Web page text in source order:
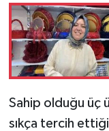
Sahip olduğu üç
sıkça tercih
Sürmanşet
Teknoloji
Yaşam